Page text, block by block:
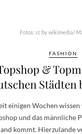
Fotos: cc by wikimedia/
FASHION
&
Städten
einigen Wochen
und das männliche
kommt. Hierzulande